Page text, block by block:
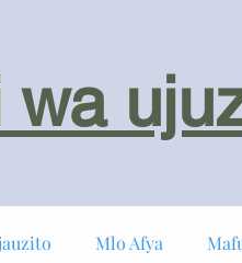
Mlo Afya